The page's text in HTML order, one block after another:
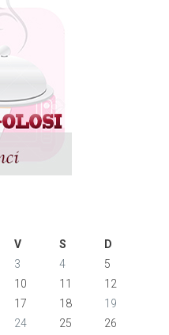
V S
D
3 4
5
10 11
12
17 18
19
24 25
26